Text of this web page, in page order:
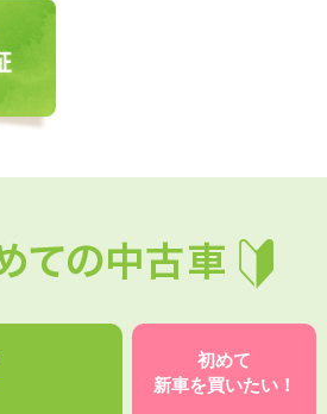
初めて
新車を買いたい！